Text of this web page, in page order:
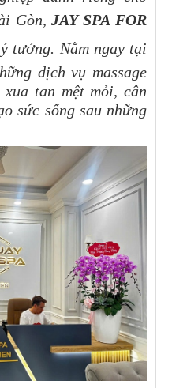
Gòn,JAY SPA FOR
tưởng. Nằm ngay tại
dịch vụ massage
tan mệt mỏi, cân
sức sống sau những